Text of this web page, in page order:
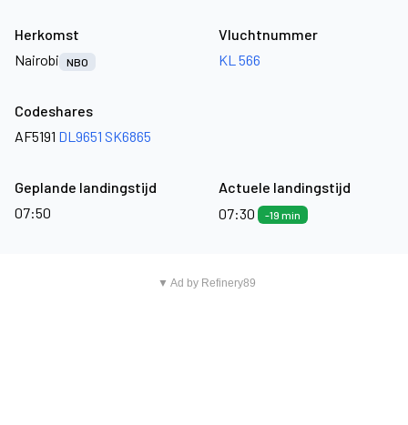
Herkomst
Nairobi
NBO
Vluchtnummer
KL 566
Codeshares
AF5191 DL9651 SK6865
Geplande landingstijd
07:50
Actuele landingstijd
07:30
-19 min
▼ Ad by Refinery89